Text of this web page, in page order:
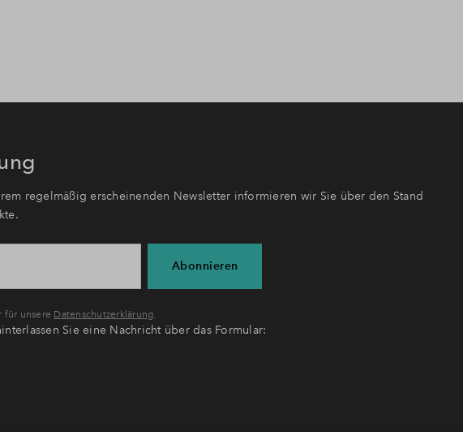
regelmäßig erscheinenden Newsletter informieren wir Sie über den Stand
Abonnieren
für unsere Datenschutzerklärung.
Sie eine Nachricht über das Formular: